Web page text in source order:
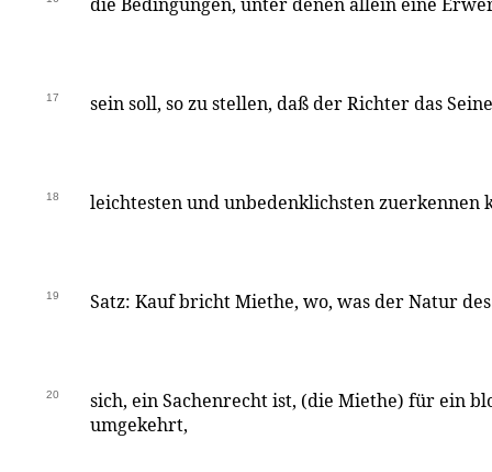
17 sein soll, so zu stellen, daß der Richter das
18 leichtesten und unbedenklichsten zuerkennen
19 Satz: Kauf bricht Miethe, wo, was der Natur
20
sich, ein Sachenrecht ist, (die Miethe) für ein
umgekehrt,